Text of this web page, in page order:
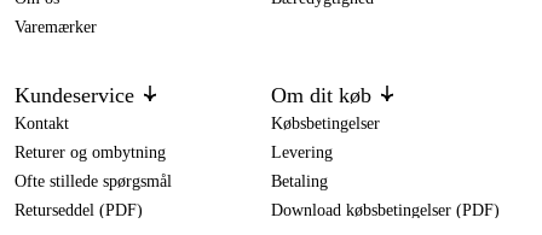
Varemærker
Kundeservice
Kontakt
Returer og ombytning
Ofte stillede spørgsmål
Returseddel (PDF)
Om dit køb
Købsbetingelser
Levering
Betaling
Download købsbetingelser (PDF)